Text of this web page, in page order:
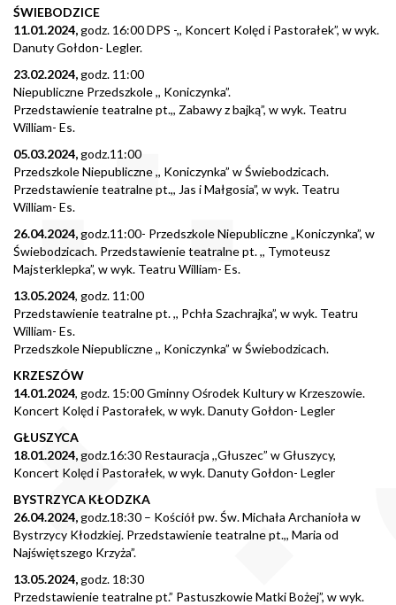
ŚWIEBODZICE
11.01.2024,godz. 16:00 DPS -,, Koncert Kolęd i Pastorałek”, w wyk.
Danuty Gołdon- Legler.
23.02.2024,godz. 11:00
Niepubliczne Przedszkole ,, Koniczynka”.
Przedstawienie teatralne pt.,, Zabawy z bajką”, w wyk. Teatru
William- Es.
05.03.2024,godz.11:00
Przedszkole Niepubliczne ,, Koniczynka” w Świebodzicach.
Przedstawienie teatralne pt.,, Jas i Małgosia”, w wyk. Teatru
William- Es.
26.04.2024,godz.11:00- Przedszkole Niepubliczne „Koniczynka”, w
Świebodzicach. Przedstawienie teatralne pt. ,, Tymoteusz
Majsterklepka”, w wyk. Teatru William- Es.
13.05.2024, godz. 11:00
Przedstawienie teatralne pt. ,, Pchła Szachrajka”, w wyk. Teatru
William- Es.
Przedszkole Niepubliczne ,, Koniczynka” w Świebodzicach.
KRZESZÓW
14.01.2024, godz. 15:00 Gminny Ośrodek Kultury w Krzeszowie.
Koncert Kolęd i Pastorałek, w wyk. Danuty Gołdon- Legler
GŁUSZYCA
18.01.2024,godz.16:30 Restauracja ,,Głuszec” w Głuszycy,
Koncert Kolęd i Pastorałek, w wyk. Danuty Gołdon- Legler
BYSTRZYCA KŁODZKA
26.04.2024,godz.18:30 – Kościół pw. Św. Michała Archanioła w
Bystrzycy Kłodzkiej. Przedstawienie teatralne pt.,, Maria od
Najświętszego Krzyża”.
13.05.2024,godz. 18:30
Przedstawienie teatralne pt.” Pastuszkowie Matki Bożej”, w wyk.